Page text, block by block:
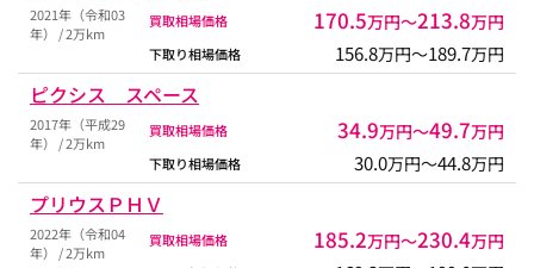
2021年（令和03
年） / 2万km
買取相場価格 170.5万円〜213.8万円
下取り相場価格 156.8万円〜189.7万円
ピクシス スペース
2017年（平成29
年） / 2万km
買取相場価格 34.9万円〜49.7万円
下取り相場価格 30.0万円〜44.8万円
プリウスＰＨＶ
2022年（令和04
年） / 2万km
買取相場価格 185.2万円〜230.4万円